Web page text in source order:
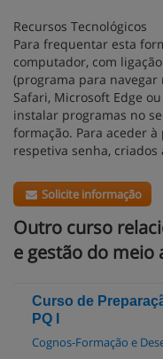
Recursos Tecnológicos
Para frequentar esta
computador, com
(programa para navegar
Safari, Microsoft Edge
instalar programas no
formação. Para aceder
respetiva senha,
Solicite informação
Outro curso
e gestão do meio
Curso de
PQ I
Cognos-Formação e